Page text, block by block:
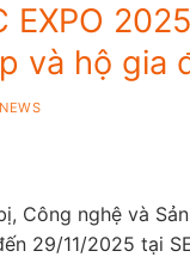
và hộ gia
Công nghệ và
29/11/2025 tại